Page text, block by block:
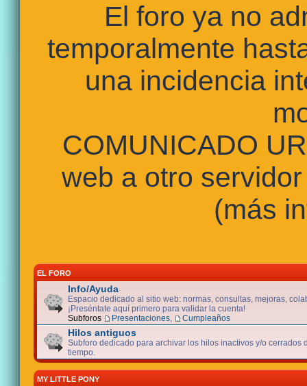
El foro ya no
temporalmente
una incidencia
COMUNICADO
web a otro
(más
EL FORO
Info/Ayuda
Espacio dedicado al sitio web: normas, consultas, mejoras,
¡Preséntate aquí primero para validar la cuenta!
Subforos
Presentaciones Cumpleaños
Hilos antiguos
Subforo dedicado para archivar los hilos inactivos y/o cerrados
tiempo.
MY LITTLE PONY